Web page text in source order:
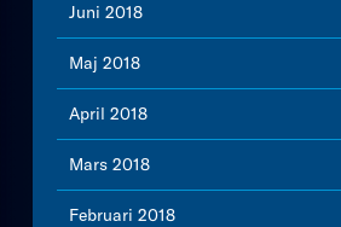
Juni 2018
Maj 2018
April 2018
Mars 2018
Februari 2018